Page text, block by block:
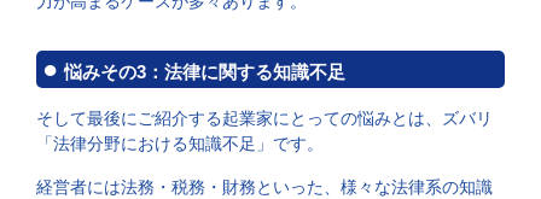
悩みその3：法律に関する知識不足
そして最後にご紹介する起業家にとっての悩みとは、ズバリ
「法律分野における知識不足」です。
経営者には法務・税務・財務といった、様々な法律系の知識